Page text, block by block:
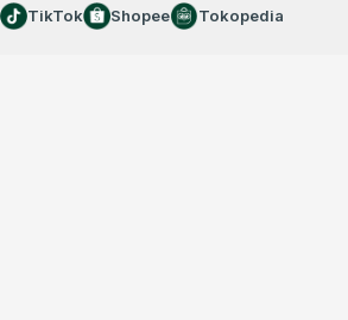
TikTok
Shopee Tokopedia